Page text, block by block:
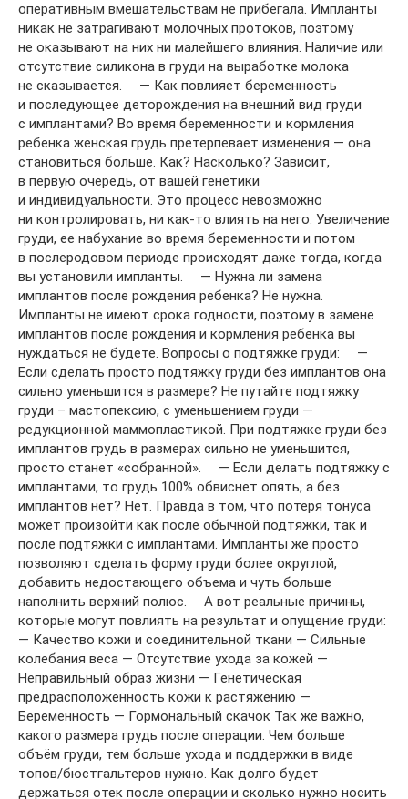
оперативным вмешательствам не прибегала. Импланты
никак не затрагивают молочных протоков, поэтому
не оказывают на них ни малейшего влияния. Наличие или
отсутствие силикона в груди на выработке молока
не сказывается. ⠀ — Как повлияет беременность
и последующее деторождения на внешний вид груди
с имплантами? Во время беременности и кормления
ребенка женская грудь претерпевает изменения — она
становиться больше. Как? Насколько? Зависит,
в первую очередь, от вашей генетики
и индивидуальности. Это процесс невозможно
ни контролировать, ни как-то влиять на него. Увеличение
груди, ее набухание во время беременности и потом
в послеродовом периоде происходят даже тогда, когда
вы установили импланты. ⠀ — Нужна ли замена
имплантов после рождения ребенка? Не нужна.
Импланты не имеют срока годности, поэтому в замене
имплантов после рождения и кормления ребенка вы
нуждаться не будете. Вопросы о подтяжке груди: ⠀ —
Если сделать просто подтяжку груди без имплантов она
сильно уменьшится в размере? Не путайте подтяжку
груди – мастопексию, с уменьшением груди —
редукционной маммопластикой. При подтяжке груди без
имплантов грудь в размерах сильно не уменьшится,
просто станет «собранной». ⠀ — Если делать подтяжку с
имплантами, то грудь 100% обвиснет опять, а без
имплантов нет? Нет. Правда в том, что потеря тонуса
может произойти как после обычной подтяжки, так и
после подтяжки с имплантами. Импланты же просто
позволяют сделать форму груди более округлой,
добавить недостающего объема и чуть больше
наполнить верхний полюс. ⠀ А вот реальные причины,
которые могут повлиять на результат и опущение груди:
— Качество кожи и соединительной ткани — Сильные
колебания веса — Отсутствие ухода за кожей —
Неправильный образ жизни — Генетическая
предрасположенность кожи к растяжению —
Беременность — Гормональный скачок Так же важно,
какого размера грудь после операции. Чем больше
объём груди, тем больше ухода и поддержки в виде
топов/бюстгальтеров нужно. Как долго будет
держаться отек после операции и сколько нужно носить